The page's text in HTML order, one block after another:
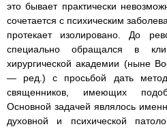
это бывает практически
сочетается с психическим
протекает изолировано. До
специально обращался в
хирургической академии (ныне
— ред.) с просьбой дать
священников, имеющих
Основной задачей являлось
духовной и психической